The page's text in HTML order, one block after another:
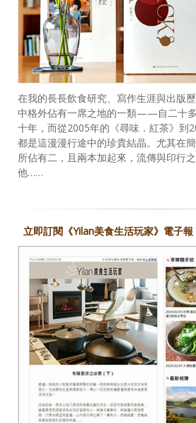
在我的長長飲食研究、寫作生涯與出版
中格外佔有一席之地的一類——自二十
十年，而從2005年的《尋味．紅茶》到
都是這漫漫行途中的珍貴結晶。尤其在
所佔有二，且兩本加起來，流傳與印行
他……
立即訂閱《Yilan美食生活玩家》電子報